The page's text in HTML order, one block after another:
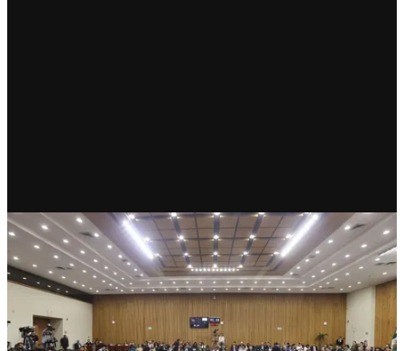
RECIENTE